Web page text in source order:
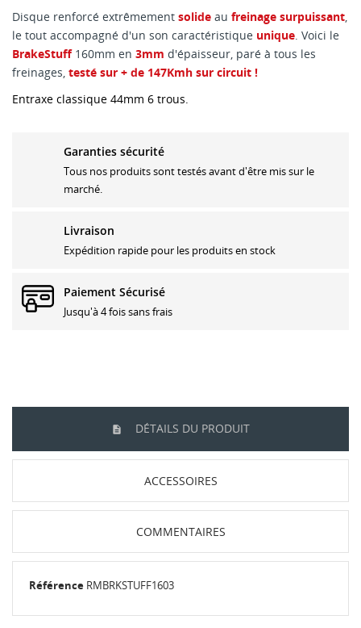
Disque renforcé extrêmement solide au freinage surpuissant,
le tout accompagné d'un son caractéristique unique. Voici le
BrakeStuff 160mm en 3mm d'épaisseur, paré à tous les
freinages, testé sur + de 147Kmh sur circuit !
Entraxe classique 44mm 6 trous.
Garanties sécurité
Tous nos produits sont testés avant d'être mis sur le
marché.
Livraison
Expédition rapide pour les produits en stock
Paiement Sécurisé
Jusqu'à 4 fois sans frais
DÉTAILS DU PRODUIT
ACCESSOIRES
COMMENTAIRES
Référence RMBRKSTUFF1603